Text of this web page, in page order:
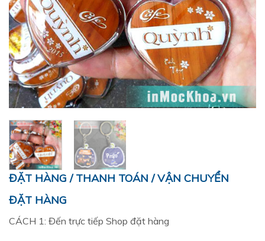
ĐẶT HÀNG / THANH TOÁN / VẬN CHUYỂN
ĐẶT HÀNG
CÁCH 1: Đến trực tiếp Shop đặt hàng